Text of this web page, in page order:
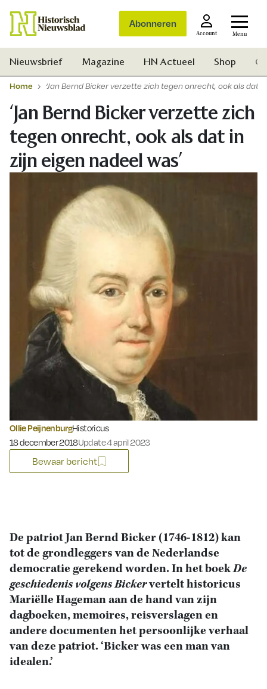
Abonneren
Account Menu
Nieuwsbrief Magazine HN Actueel Shop
Home ‘Jan Bernd Bicker verzette zich tegen onrecht, ook als dat
‘Jan Bernd Bicker verzette zich
tegen onrecht, ook als dat in
zijn eigen nadeel was’
Ollie PeijnenburgHistoricus
Gepubliceerd op:
18 december 2018Update 4 april 2023
Bewaar bericht
De patriot Jan Bernd Bicker (1746-1812) kan
tot de grondleggers van de Nederlandse
democratie gerekend worden. In het boekDe
geschiedenis volgens Bickervertelt historicus
Mariëlle Hageman aan de hand van zijn
dagboeken, memoires, reisverslagen en
andere documenten het persoonlijke verhaal
van deze patriot. ‘Bicker was een man van
idealen.’